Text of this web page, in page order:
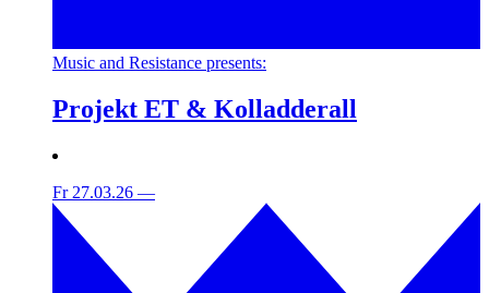
Music and Resistance presents:
Projekt ET & Kolladderall
Fr 27.03.26 —